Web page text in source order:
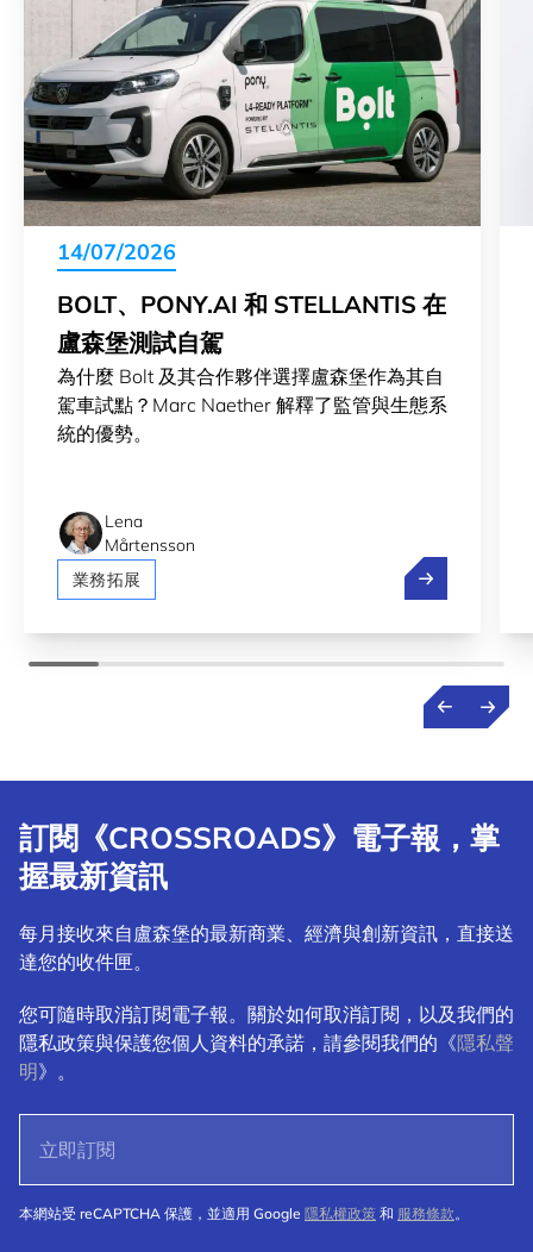
14/07/2026
BOLT、PONY.AI 和 STELLANTIS 在
盧森堡測試自駕
為什麼 Bolt 及其合作夥伴選擇盧森堡作為其自
駕車試點？Marc Naether 解釋了監管與生態系
統的優勢。
Lena
Mårtensson
業務拓展
Bolt、Pony.ai
訂閱《CROSSROADS》電子報，掌
握最新資訊
每月接收來自盧森堡的最新商業、經濟與創新資訊，直接送
達您的收件匣。
您可隨時取消訂閱電子報。關於如何取消訂閱，以及我們的
隱私政策與保護您個人資料的承諾，請參閱我們的《隱私聲
明》。
本網站受 reCAPTCHA 保護，並適用 Google 隱私權政策 和 服務條款。